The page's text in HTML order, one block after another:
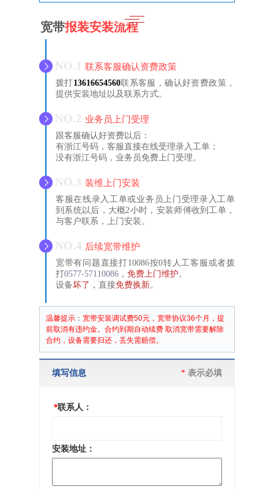
宽带报装安装流程
NO.1 联系客服确认资费政策
拨打13616654560‍联系客服，确认好资费政策，
提供安装地址以及联系方式。
NO.2 业务员上门受理
跟客服确认好资费以后：
有浙江号码，客服直接在线受理录入工单；
没有浙江号码，业务员免费上门受理。
NO.3 装维上门安装
客服在线录入工单或业务员上门受理录入工单
到系统以后，大概2小时，安装师傅收到工单，
与客户联系，上门安装。
NO.4 后续宽带维护
宽带有问题直接打10086按0转人工客服或者拨
打0577-57110086 ， 免费上门维护 。
设备坏了 ，直接免费换新。
温馨提示 ： 宽带安装调试费50元，宽带协议36个月，提
前取消有违约金。 合约到期自动续费 取消宽带需要解除
合约，设备需要归还，丢失需赔偿。
填写信息 * 表示必填
*联系人：
安装地址：